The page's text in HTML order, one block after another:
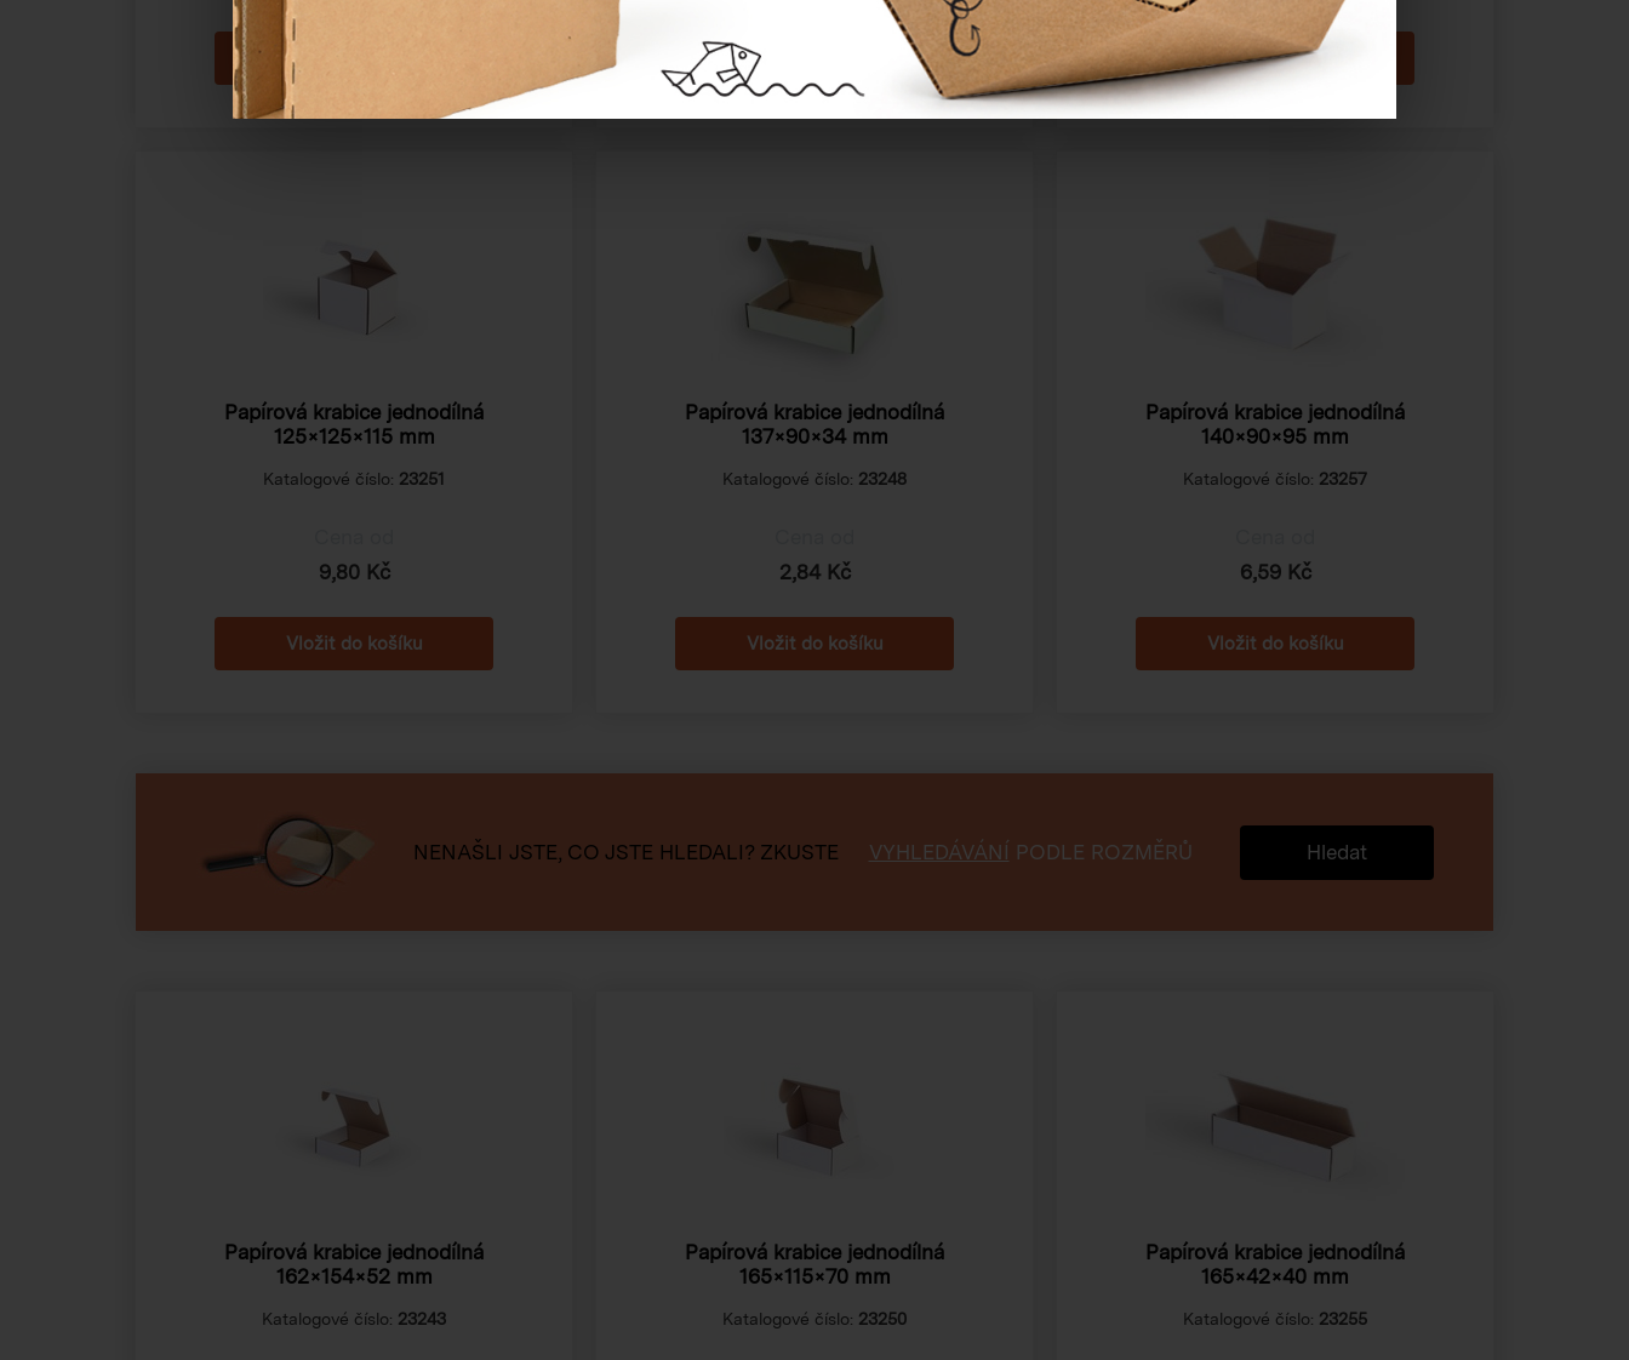
Papírová krabice jednodílná
125×125×115 mm
Katalogové číslo: 23251
9,80 Kč
Papírová krabice jednodílná
137×90×34 mm
Katalogové číslo: 23248
2,84 Kč
Papírová krabice jednodílná
140×90×95 mm
Katalogové číslo: 23257
6,59 Kč
NENAŠLI JSTE, CO JSTE HLEDALI? ZKUSTE VYHLEDÁVÁNÍ PODLE ROZMĚRŮ Hledat
Papírová krabice jednodílná
162×154×52 mm
Katalogové číslo: 23243
Papírová krabice jednodílná
165×115×70 mm
Katalogové číslo: 23250
Papírová krabice jednodílná
165×42×40 mm
Katalogové číslo: 23255